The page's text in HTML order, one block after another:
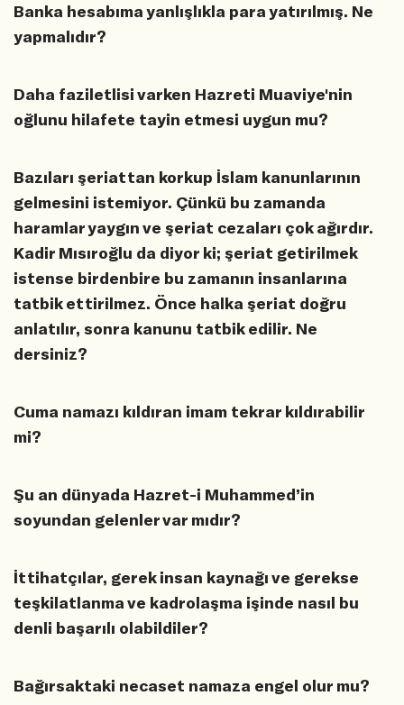
Banka hesabıma yanlışlıkla para yatırılmış. Ne
yapmalıdır?
Daha faziletlisi varken Hazreti Muaviye'nin
oğlunu hilafete tayin etmesi uygun mu?
Bazıları şeriattan korkup İslam kanunlarının
gelmesini istemiyor. Çünkü bu zamanda
haramlar yaygın ve şeriat cezaları çok ağırdır.
Kadir Mısıroğlu da diyor ki; şeriat getirilmek
istense birdenbire bu zamanın insanlarına
tatbik ettirilmez. Önce halka şeriat doğru
anlatılır, sonra kanunu tatbik edilir. Ne
dersiniz?
Cuma namazı kıldıran imam tekrar kıldırabilir
mi?
Şu an dünyada Hazret-i Muhammed’in
soyundan gelenler var mıdır?
İttihatçılar, gerek insan kaynağı ve gerekse
teşkilatlanma ve kadrolaşma işinde nasıl bu
denli başarılı olabildiler?
Bağırsaktaki necaset namaza engel olur mu?